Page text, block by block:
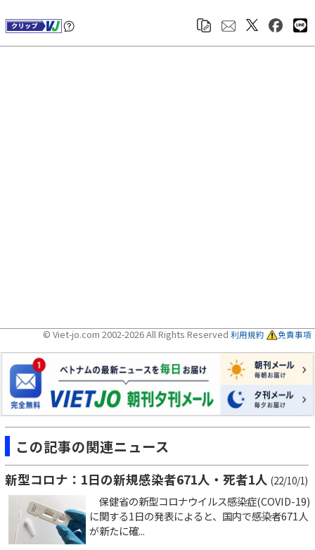
© Viet-jo.com 2002-2026 All Rights Reserved 利用規約 免責事項
この記事の関連ニュース
新型コロナ：1日の新規感染者671人・死者1人 (22/10/1)
保健省の新型コロナウイルス感染症(COVID-19)
に関する1日の発表によると、国内で感染者671人
が新たに確...